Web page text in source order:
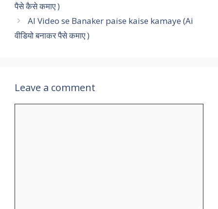
पैसे कैसे कमाए )
AI Video se Banaker paise kaise kamaye (Ai
वीडियो बनाकर पैसे कमाए )
Leave a comment